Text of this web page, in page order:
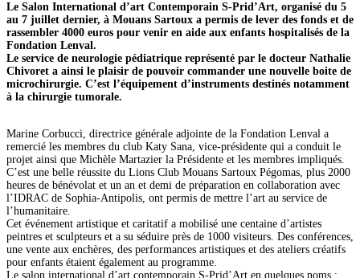
Le Salon International d’art Contemporain S-Prid’Art, organisé du 5
au 7 juillet dernier, à Mouans Sartoux a permis de lever des fonds et de
rassembler 4000 euros pour venir en aide aux enfants hospitalisés de la
Fondation Lenval.
Le service de neurologie pédiatrique représenté par le docteur Nathalie
Chivoret a ainsi le plaisir de pouvoir commander une nouvelle boite de
microchirurgie. C’est l’équipement d’instruments destinés notamment
à la chirurgie tumorale.
Marine Corbucci, directrice générale adjointe de la Fondation Lenval a
remercié les membres du club Katy Sana, vice-présidente qui a conduit le
projet ainsi que Michèle Martazier la Présidente et les membres impliqués.
C’est une belle réussite du Lions Club Mouans Sartoux Pégomas, plus 2000
heures de bénévolat et un an et demi de préparation en collaboration avec
l’IDRAC de Sophia-Antipolis, ont permis de mettre l’art au service de
l’humanitaire.
Cet événement artistique et caritatif a mobilisé une centaine d’artistes
peintres et sculpteurs et a su séduire près de 1000 visiteurs. Des conférences,
une vente aux enchères, des performances artistiques et des ateliers créatifs
pour enfants étaient également au programme.
Le salon international d’art contemporain S-Prid’Art en quelques noms :